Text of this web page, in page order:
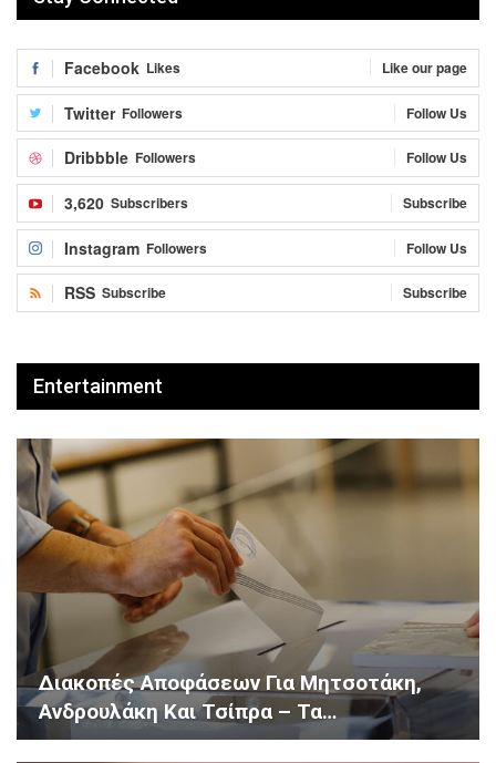
Facebook Likes Like our page
Twitter Followers Follow Us
Dribbble Followers Follow Us
3,620 Subscribers Subscribe
Instagram Followers Follow Us
RSS Subscribe Subscribe
Entertainment
Διακοπές Αποφάσεων Για Μητσοτάκη,
Ανδρουλάκη Και Τσίπρα – Τα…